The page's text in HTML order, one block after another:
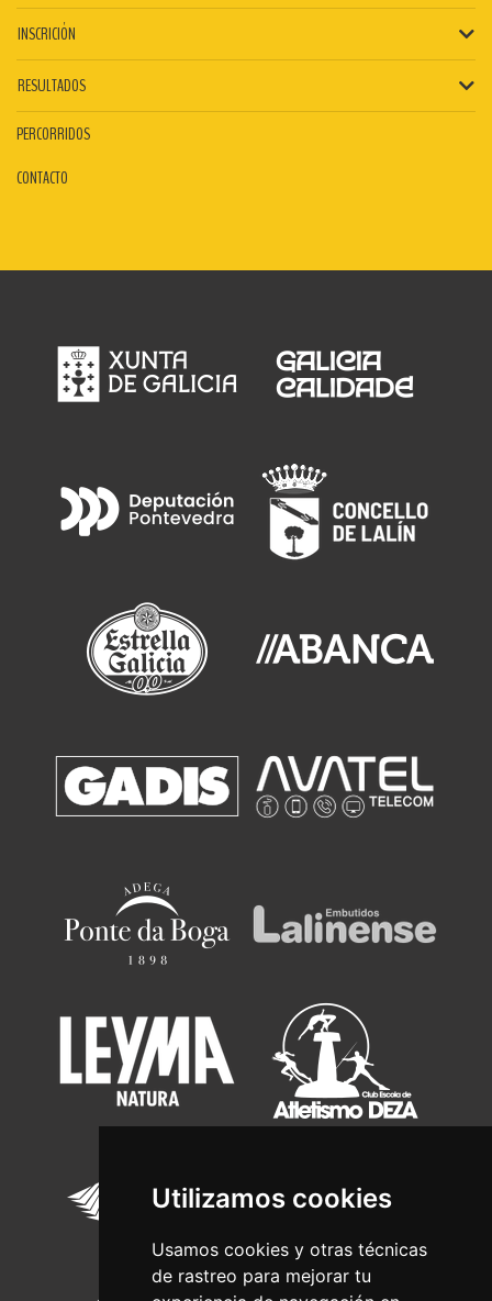
Utilizamos cookies
Usamos cookies y otras técnicas
de rastreo para mejorar tu
INSCRICIÓN
RESULTADOS
PERCORRIDOS
CONTACTO